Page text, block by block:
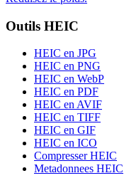
Outils HEIC
HEIC en JPG
HEIC en PNG
HEIC en WebP
HEIC en PDF
HEIC en AVIF
HEIC en TIFF
HEIC en GIF
HEIC en ICO
Compresser HEIC
Metadonnees HEIC